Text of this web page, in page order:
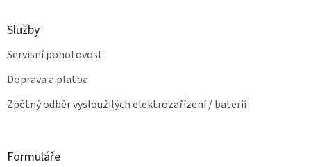
Služby
Servisní pohotovost
Doprava a platba
Zpětný odběr vysloužilých elektrozařízení / baterií
Formuláře